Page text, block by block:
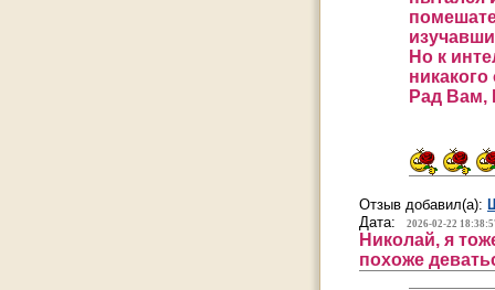
Но к
Рад Вам,
Отзыв добавил(а):
Дата:
2026-02-22
Николай, я
похоже